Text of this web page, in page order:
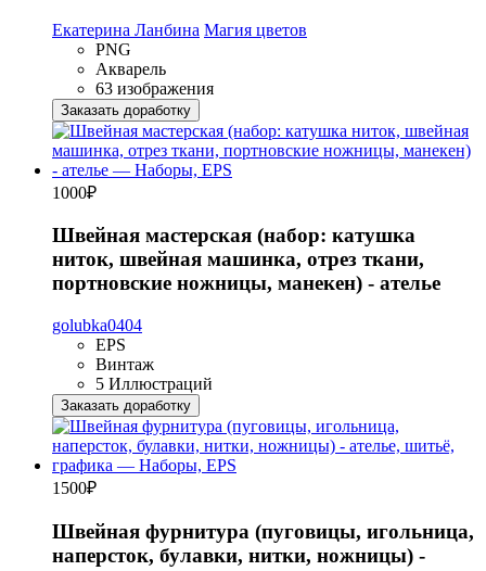
Екатерина Ланбина Магия цветов
PNG
Акварель
63 изображения
Заказать доработку
1000₽
Швейная мастерская (набор: катушка
ниток, швейная машинка, отрез ткани,
портновские ножницы, манекен) - ателье
golubka0404
EPS
Винтаж
5 Иллюстраций
Заказать доработку
1500₽
Швейная фурнитура (пуговицы, игольница,
наперсток, булавки, нитки, ножницы) -